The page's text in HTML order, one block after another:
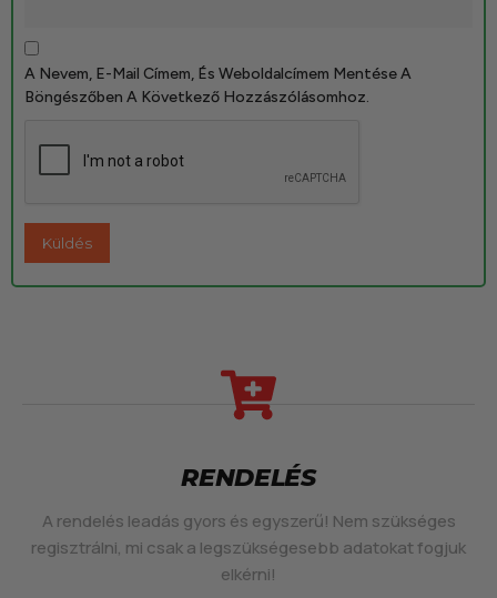
A Nevem, E-Mail Címem, És Weboldalcímem Mentése A
Böngészőben A Következő Hozzászólásomhoz.
RENDELÉS
A rendelés leadás gyors és egyszerű! Nem szükséges
regisztrálni, mi csak a legszükségesebb adatokat fogjuk
elkérni!